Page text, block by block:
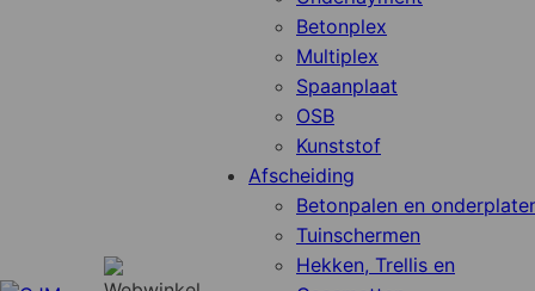
Betonplex
Multiplex
Spaanplaat
OSB
Kunststof
Afscheiding
Betonpalen en
Tuinschermen
Hekken, Trellis en